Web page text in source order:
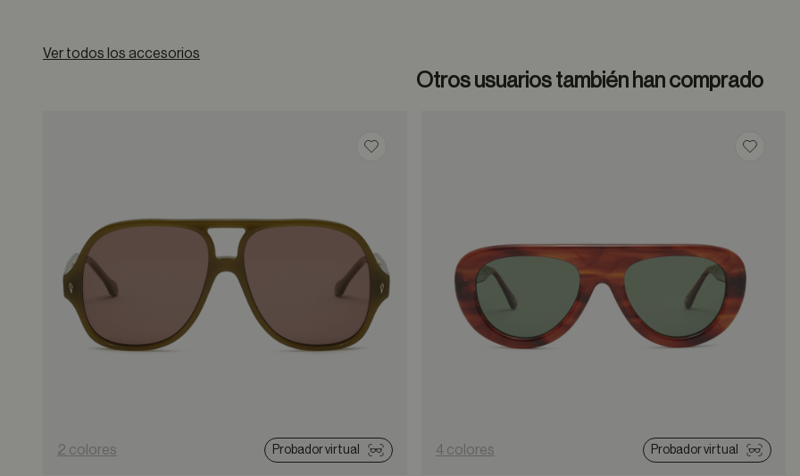
Ver todos los accesorios
Otros usuarios también han comprado
Guardar en favoritos
2 colores Probador virtual 4 colores Probador virtual